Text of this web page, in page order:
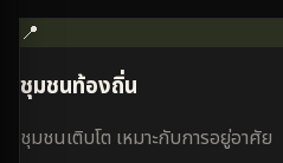
📍
ชุมชนท้องถิ่น
ชุมชนเติบโต เหมาะกับการอยู่อาศัย